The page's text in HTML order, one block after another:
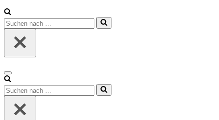
Suchen
nach …
Navigationsmenü
Suchen
nach …